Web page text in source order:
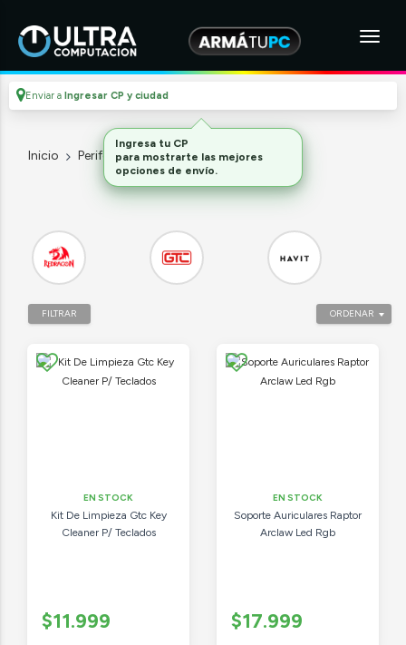
Enviar a Ingresar CP y ciudad
Inicio Perifericos Accesorios
ORDENAR
FILTRAR
EN STOCK
Kit De Limpieza Gtc Key
Cleaner P/ Teclados
$11.999
EN STOCK
Soporte Auriculares Raptor
Arclaw Led Rgb
$17.999
Ingresa tu CP
para mostrarte las mejores
opciones de envío.